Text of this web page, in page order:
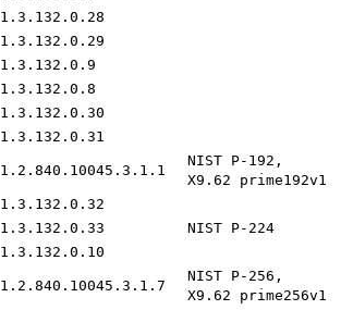
1.3.132.0.28
1.3.132.0.29
1.3.132.0.9
1.3.132.0.8
1.3.132.0.30
1.3.132.0.31
1.2.840.10045.3.1.1
NIST P-192,
X9.62 prime192v1
1.3.132.0.32
1.3.132.0.33
NIST P-224
1.3.132.0.10
1.2.840.10045.3.1.7
NIST P-256,
X9.62 prime256v1